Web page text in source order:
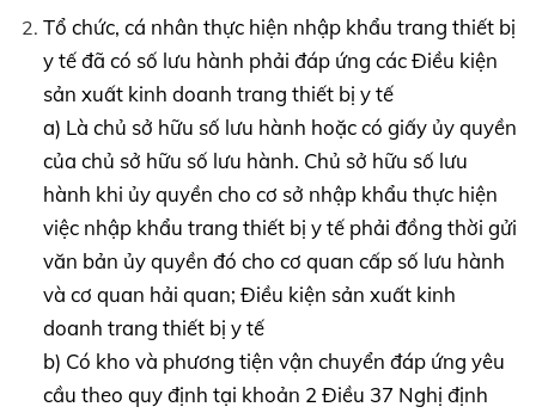
Tổ chức, cá nhân thực hiện nhập khẩu trang thiết bị
y tế đã có số lưu hành phải đáp ứng các Điều kiện
sản xuất kinh doanh trang thiết bị y tế
a) Là chủ sở hữu số lưu hành hoặc có giấy ủy quyền
của chủ sở hữu số lưu hành. Chủ sở hữu số lưu
hành khi ủy quyền cho cơ sở nhập khẩu thực hiện
việc nhập khẩu trang thiết bị y tế phải đồng thời gửi
văn bản ủy quyền đó cho cơ quan cấp số lưu hành
và cơ quan hải quan; Điều kiện sản xuất kinh
doanh trang thiết bị y tế
b) Có kho và phương tiện vận chuyển đáp ứng yêu
cầu theo quy định tại khoản 2 Điều 37 Nghị định